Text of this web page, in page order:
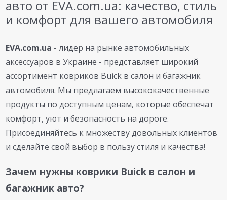
авто от EVA.com.ua: качество, стиль
и комфорт для вашего автомобиля
EVA.com.ua - лидер на рынке автомобильных
аксессуаров в Украине - представляет широкий
ассортимент ковриков Buick в салон и багажник
автомобиля. Мы предлагаем высококачественные
продукты по доступным ценам, которые обеспечат
комфорт, уют и безопасность на дороге.
Присоединяйтесь к множеству довольных клиентов
и сделайте свой выбор в пользу стиля и качества!
Зачем нужны коврики Buick в салон и
багажник авто?